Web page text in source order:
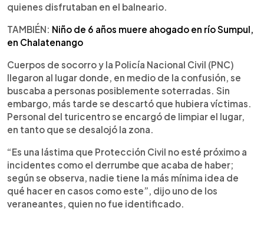
quienes disfrutaban en el balneario.
TAMBIÉN: Niño de 6 años muere ahogado en río Sumpul,
en Chalatenango
Cuerpos de socorro y la Policía Nacional Civil (PNC)
llegaron al lugar donde, en medio de la confusión, se
buscaba a personas posiblemente soterradas. Sin
embargo, más tarde se descartó que hubiera víctimas.
Personal del turicentro se encargó de limpiar el lugar,
en tanto que se desalojó la zona.
“Es una lástima que Protección Civil no esté próximo a
incidentes como el derrumbe que acaba de haber;
según se observa, nadie tiene la más mínima idea de
qué hacer en casos como este”, dijo uno de los
veraneantes, quien no fue identificado.